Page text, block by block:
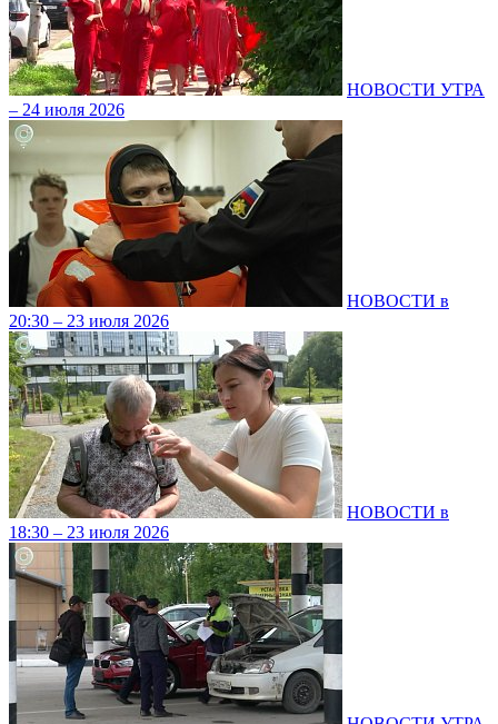
НОВОСТИ УТРА
– 24 июля 2026
НОВОСТИ в
20:30 – 23 июля 2026
НОВОСТИ в
18:30 – 23 июля 2026